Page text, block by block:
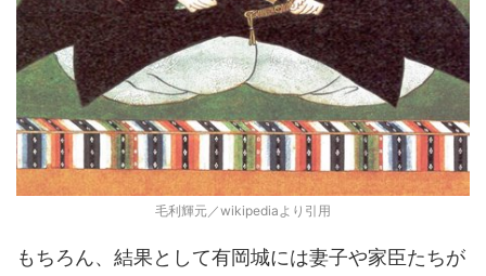
毛利輝元／wikipediaより引用
もちろん、結果として有岡城には妻子や家臣たちが